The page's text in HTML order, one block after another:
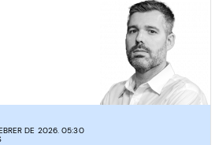
DE 2026. 05:30